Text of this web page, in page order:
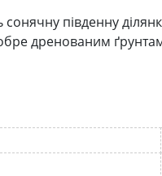
південну
дренованим